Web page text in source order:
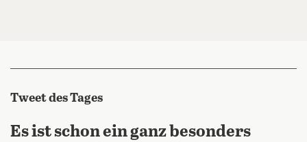
Tweet des Tages
Es ist schon ein ganz besonders